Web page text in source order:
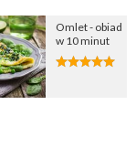
Omlet - obiad
w 10 minut